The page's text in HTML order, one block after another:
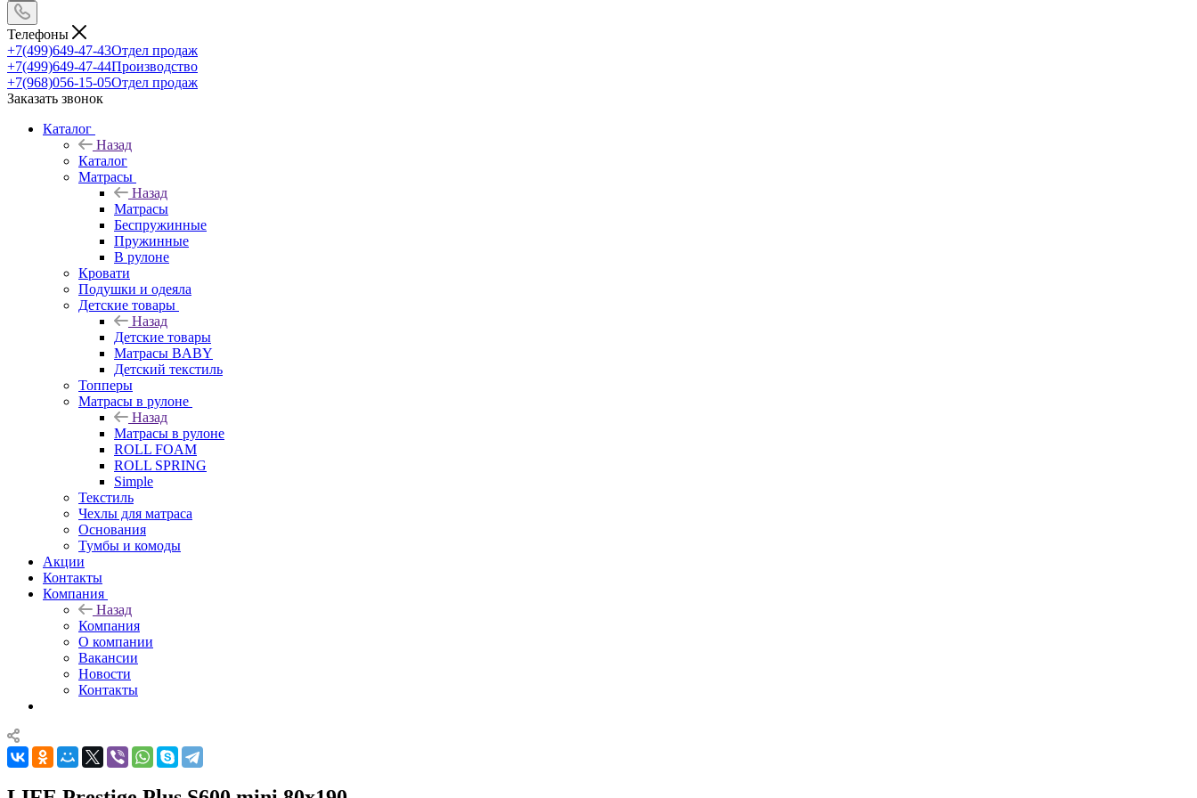
Телефоны
+7(499)649-47-43Отдел продаж
+7(499)649-47-44Производство
+7(968)056-15-05Отдел продаж
Заказать звонок
Каталог
Назад
Каталог
Матрасы
Назад
Матрасы
Беспружинные
Пружинные
В рулоне
Кровати
Подушки и одеяла
Детские товары
Назад
Детские товары
Матрасы BABY
Детский текстиль
Топперы
Матрасы в рулоне
Назад
Матрасы в рулоне
ROLL FOAM
ROLL SPRING
Simple
Текстиль
Чехлы для матраса
Основания
Тумбы и комоды
Акции
Контакты
Компания
Назад
Компания
О компании
Вакансии
Новости
Контакты